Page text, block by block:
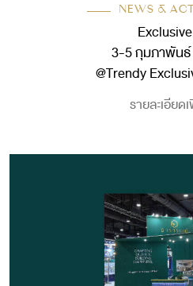
NEWS &
3-5 กุมภาพันธ์
@Trendy
รายละเอียด